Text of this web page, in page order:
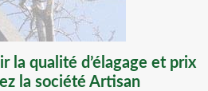
la qualité d’élagage et prix
la société Artisan